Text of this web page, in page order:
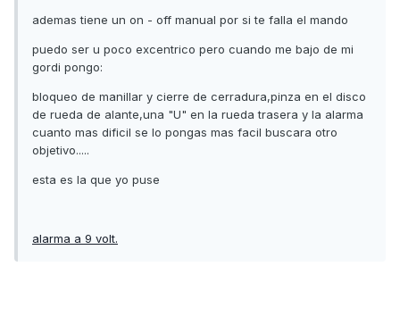
ademas tiene un on - off manual por si te falla el mando
puedo ser u poco excentrico pero cuando me bajo de mi
gordi pongo:
bloqueo de manillar y cierre de cerradura,pinza en el disco
de rueda de alante,una "U" en la rueda trasera y la alarma
cuanto mas dificil se lo pongas mas facil buscara otro
objetivo.....
esta es la que yo puse
alarma a 9 volt.